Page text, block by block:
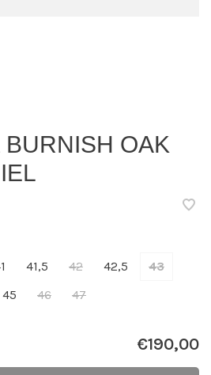
OAK
41,5 42 42,5
43
45 46 47
€190,00